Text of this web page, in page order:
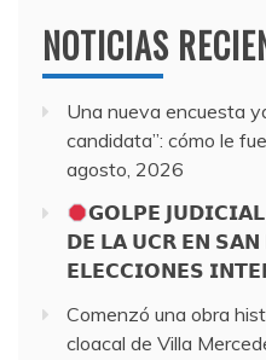
NOTICIAS
Una nueva encuesta
candidata”: cómo le
agosto, 2026
𝗚𝗢𝗟𝗣𝗘
𝗗𝗘 𝗟𝗔 𝗨𝗖𝗥 𝗘𝗡 𝗦𝗔𝗡
𝗘𝗟𝗘𝗖𝗖𝗜𝗢𝗡𝗘𝗦
Comenzó una obra
cloacal de Villa